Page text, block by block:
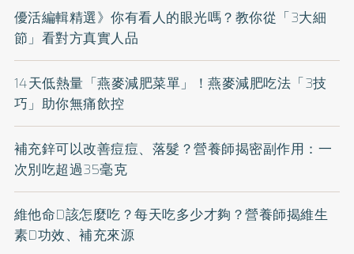
優活編輯精選》你有看人的眼光嗎？教你從「3大細
節」看對方真實人品
14天低熱量「燕麥減肥菜單」！燕麥減肥吃法「3技
巧」助你無痛飲控
補充鋅可以改善痘痘、落髮？營養師揭密副作用：一
次別吃超過35毫克
維他命D該怎麼吃？每天吃多少才夠？營養師揭維生
素D功效、補充來源